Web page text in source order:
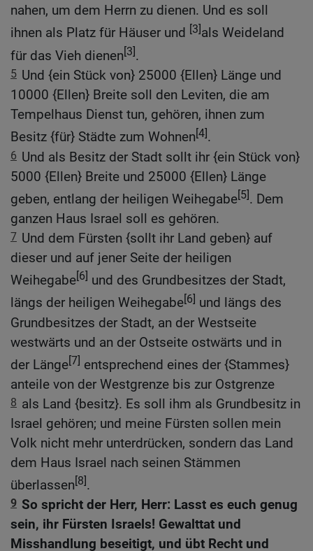
nahen, um dem Herrn zu dienen. Und es soll
ihnen als Platz für Häuser und [3]als Weideland
für das Vieh dienen[3].
5 Und {ein Stück von} 25000 {Ellen} Länge und
10000 {Ellen} Breite soll den Leviten, die am
Tempelhaus Dienst tun, gehören, ihnen zum
Besitz {für} Städte zum Wohnen[4].
6 Und als Besitz der Stadt sollt ihr {ein Stück von}
5000 {Ellen} Breite und 25000 {Ellen} Länge
geben, entlang der heiligen Weihegabe[5]. Dem
ganzen Haus Israel soll es gehören.
7 Und dem Fürsten {sollt ihr Land geben} auf
dieser und auf jener Seite der heiligen
Weihegabe[6] und des Grundbesitzes der Stadt,
längs der heiligen Weihegabe[6] und längs des
Grundbesitzes der Stadt, an der Westseite
westwärts und an der Ostseite ostwärts und in
der Länge[7] entsprechend eines der {Stammes}
anteile von der Westgrenze bis zur Ostgrenze
8 als Land {besitz}. Es soll ihm als Grundbesitz in
Israel gehören; und meine Fürsten sollen mein
Volk nicht mehr unterdrücken, sondern das Land
dem Haus Israel nach seinen Stämmen
überlassen[8].
9 So spricht der Herr, Herr: Lasst es euch genug
sein, ihr Fürsten Israels! Gewalttat und
Misshandlung beseitigt, und übt Recht und